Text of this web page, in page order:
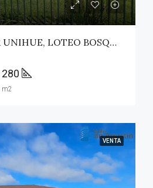
PARCELA SECTOR UNIHUE, LOTEO BOSQUES DEL VALLE – MAULE
280
m2
VENTA